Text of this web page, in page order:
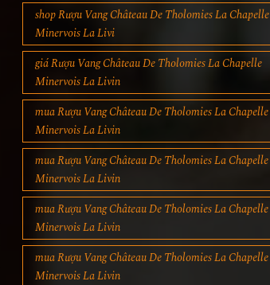
shop Rượu Vang Château De Tholomies La Chapelle
Minervois La Livi
giá Rượu Vang Château De Tholomies La Chapelle
Minervois La Livin
mua Rượu Vang Château De Tholomies La Chapelle
Minervois La Livin
mua Rượu Vang Château De Tholomies La Chapelle
Minervois La Livin
mua Rượu Vang Château De Tholomies La Chapelle
Minervois La Livin
mua Rượu Vang Château De Tholomies La Chapelle
Minervois La Livin